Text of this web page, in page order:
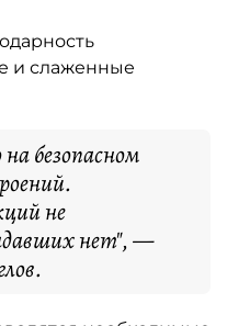
и слаженные
безопасном
не
нет", —